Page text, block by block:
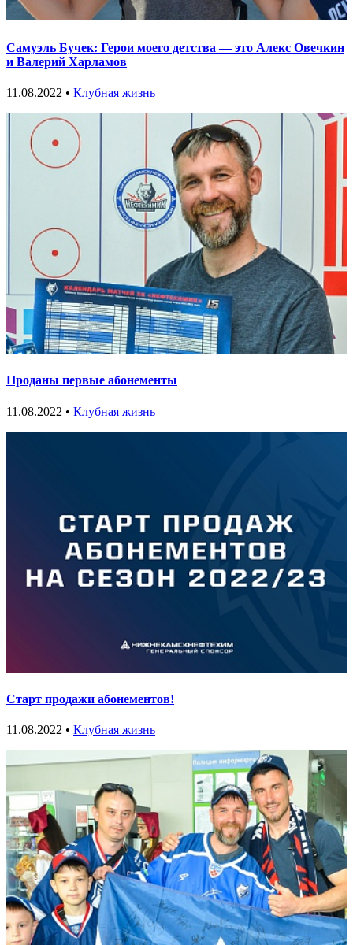
Самуэль Бучек: Герои моего детства — это Алекс Овечкин
и Валерий Харламов
11.08.2022 • Клубная жизнь
Проданы первые абонементы
11.08.2022 • Клубная жизнь
Старт продажи абонементов!
11.08.2022 • Клубная жизнь